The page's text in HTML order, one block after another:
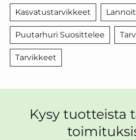
Kasvatustarvikkeet
Puutarhuri Suosittelee
Tarvikkeet
Kysy tuotteista